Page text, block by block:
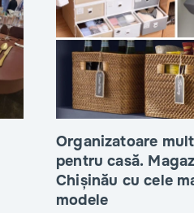
Organizatoare
pentru casă. Magazine din
Chișinău cu cele
modele